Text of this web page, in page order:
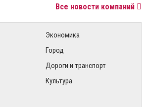
Все новости компаний
Экономика
Город
Дороги и транспорт
Культура